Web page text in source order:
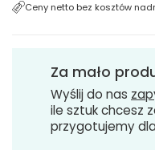
Ceny netto bez kosztów
Za mało
Wyślij do nas
ile sztuk chcesz
przygotujemy